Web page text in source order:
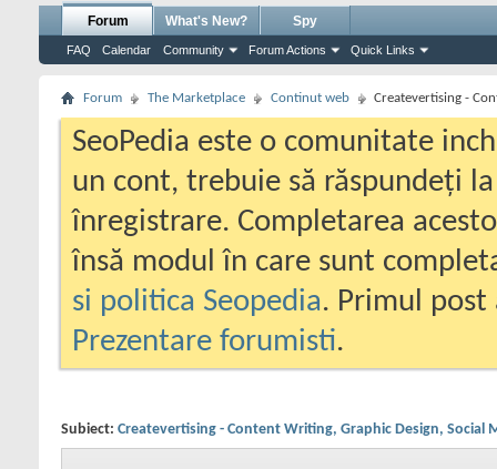
Forum
FAQ Calendar Community Forum Actions Quick Links
What's New? Spy
Forum The Marketplace Continut web Createvertising -
SeoPedia este o comunitate
un cont, trebuie să răspundeți
înregistrare. Completarea
însă modul în care sunt
si politica Seopedia. Primul
Prezentare forumisti.
Subiect: Createvertising - Content Writing, Graphic Design, Social